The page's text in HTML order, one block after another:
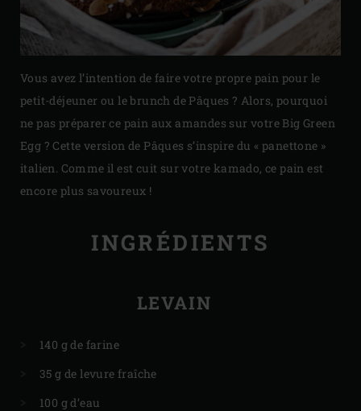
Vous avez l’intention de faire votre propre pain pour le
petit-déjeuner ou le brunch de Pâques ? Alors, pourquoi
ne pas préparer ce pain aux amandes sur votre Big Green
Egg ? Cette version de Pâques s’inspire du « panettone »
italien. Comme il est cuit sur votre kamado, ce pain est
encore plus savoureux !
INGRÉDIENTS
LEVAIN
140 g de farine
35 g de levure fraîche
100 g d’eau